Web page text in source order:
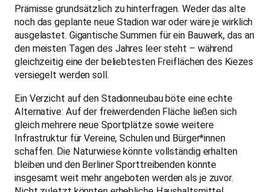
Nicht zuletzt könnten erhebliche Haushaltsmittel
eingespart werden – ein wichtiger Beitrag zu einem
verantwortungsvollen Umgang mit Steuergeldern.
Wir fordern:
den sofortigen Stopp aller Pläne zur Versiegelung
der Sportwiese und den vollständigen Erhalt in ihrer
heutigen Größe und Beschaffenheit,
den Verzicht auf Bundes- und Landesmittel für ein
klimaschädliches und nicht nachhaltiges
Versiegelungsprojekt,
eine ergebnisoffene Prüfung des B-Plans sowie der
vorliegenden alternativen Konzepte, die für
Kostenersparnis, Schaffung von zusätzlichen